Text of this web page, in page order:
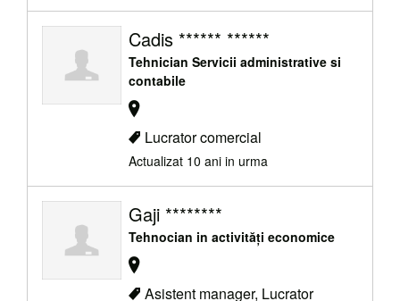
Cadis ****** ******
Tehnician Servicii administrative si
contabile
Lucrator comercial
Actualizat 10 ani in urma
Gaji ********
Tehnocian in activități economice
Asistent manager, Lucrator